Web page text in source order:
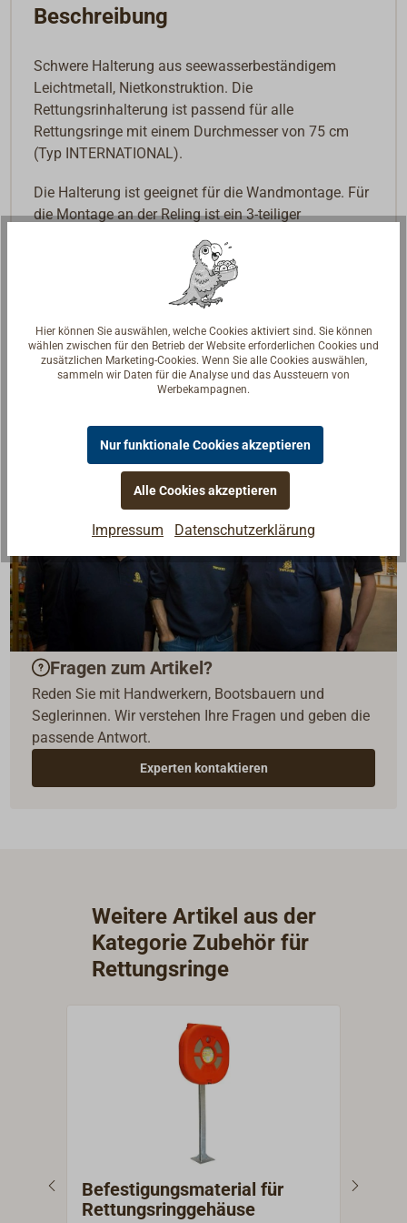
Beschreibung
Schwere Halterung aus seewasserbeständigem
Leichtmetall, Nietkonstruktion. Die
Rettungsrinhalterung ist passend für alle
Rettungsringe mit einem Durchmesser von 75 cm
(Typ INTERNATIONAL).
Die Halterung ist geeignet für die Wandmontage. Für
die Montage an der Reling ist ein 3-teiliger
Schellensatz für Rohre von 15 mm bis 22 mm
Fragen zum Artikel?
Reden Sie mit Handwerkern, Bootsbauern und
Seglerinnen. Wir verstehen Ihre Fragen und geben die
passende Antwort.
Experten kontaktieren
Weitere Artikel aus der
Kategorie Zubehör für
Rettungsringe
Befestigungsmaterial für
Rettungsringgehäuse
Hier können Sie auswählen, welche Cookies aktiviert sind. Sie können
wählen zwischen für den Betrieb der Website erforderlichen Cookies und
zusätzlichen Marketing-Cookies. Wenn Sie alle Cookies auswählen,
sammeln wir Daten für die Analyse und das Aussteuern von
Werbekampagnen.
Nur funktionale Cookies akzeptieren
Alle Cookies akzeptieren
Impressum Datenschutzerklärung